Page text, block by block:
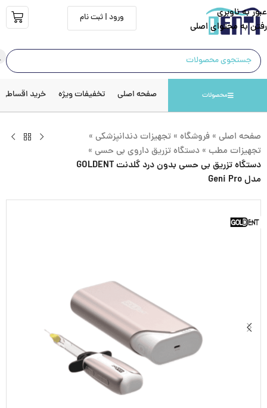
عبور به ناوبری
رفتن به محتوای اصلی
ورود | ثبت نام
محصولات صفحه اصلی تخفیفات ویژه خرید اقساطی
صفحه اصلی » فروشگاه » تجهیزات دندانپزشکی »
تجهیزات مطب » دستگاه تزریق داروی بی حسی »
دستگاه تزریق بی حسی بدون درد گلدنت GOLDENT
مدل Geni Pro